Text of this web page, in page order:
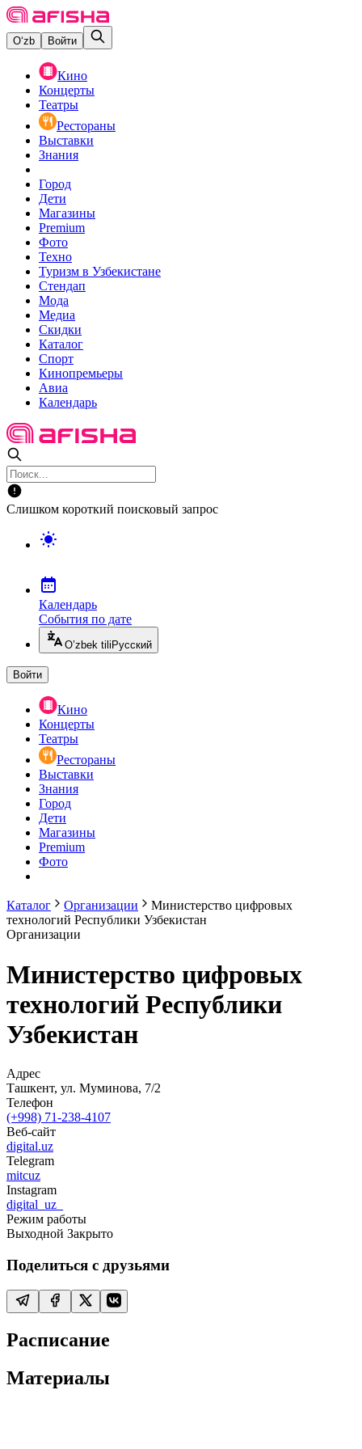
O‘zb Войти
Кино
Концерты
Театры
Рестораны
Выставки
Знания
Город
Дети
Магазины
Premium
Фото
Техно
Туризм в Узбекистане
Стендап
Мода
Медиа
Скидки
Каталог
Спорт
Кинопремьеры
Авиа
Календарь
Слишком короткий поисковый запрос
Календарь
События по дате
O’zbek tili Русский
Войти
Кино
Концерты
Театры
Рестораны
Выставки
Знания
Город
Дети
Магазины
Premium
Фото
Каталог Организации
Министерство цифровых
технологий Республики Узбекистан
Организации
Министерство цифровых
технологий Республики
Узбекистан
Адрес
Ташкент, ул. Муминова, 7/2
Телефон
(+998) 71-238-4107
Веб-сайт
digital.uz
Telegram
mitcuz
Instagram
digital_uz_
Режим работы
Выходной Закрыто
Поделиться с друзьями
Расписание
Материалы